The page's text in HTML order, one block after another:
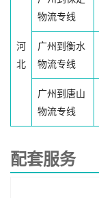
河
北
物流专线
广州到衡水
物流专线
广州到唐山
物流专线
配套服务